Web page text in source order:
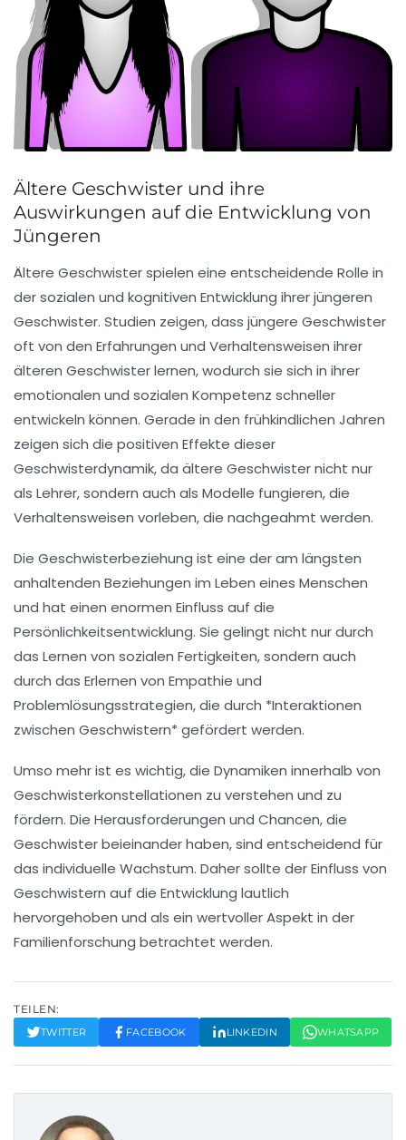
Ältere Geschwister und ihre
Auswirkungen auf die Entwicklung von
Jüngeren
Ältere Geschwister spielen eine entscheidende Rolle in
dersozialen und kognitiven Entwicklung ihrer jüngeren
Geschwister. Studien zeigen, dass jüngere Geschwister
oft von den Erfahrungen und Verhaltensweisen ihrer
älteren Geschwister lernen, wodurch sie sich in ihrer
emotionalen und sozialen Kompetenz schneller
entwickeln können. Gerade in den frühkindlichen Jahren
zeigen sich die positiven Effekte dieser
Geschwisterdynamik, da ältere Geschwister nicht nur
als Lehrer, sondern auch als Modelle fungieren, die
Verhaltensweisen vorleben, die nachgeahmt werden.
Die Geschwisterbeziehung ist eine der am längsten
anhaltenden Beziehungen im Leben eines Menschen
und hat einen enormen Einfluss auf die
Persönlichkeitsentwicklung. Sie gelingt nicht nur durch
das Lernen von sozialen Fertigkeiten, sondern auch
durch das Erlernen von Empathie und
Problemlösungsstrategien, die durch *Interaktionen
zwischen Geschwistern* gefördert werden.
Umso mehr ist es wichtig, die Dynamiken innerhalb von
Geschwisterkonstellationen zu verstehen und zu
fördern. Die Herausforderungen und Chancen, die
Geschwister beieinander haben, sind entscheidend für
das individuelle Wachstum. Daher sollte der Einfluss von
Geschwistern auf die Entwicklung lautlich
hervorgehoben und als ein wertvoller Aspekt in der
Familienforschung betrachtet werden.
TEILEN:
TWITTER FACEBOOK LINKEDIN WHATSAPP